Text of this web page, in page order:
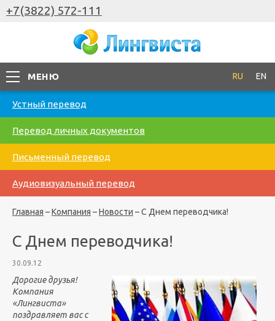
+7(3822) 572-111
МЕНЮ RU EN
Устный перевод
Перевод личных документов
Письменный перевод
Аудиовизуальный перевод
Главная –Компания –Новости –С Днем переводчика!
С Днем переводчика!
30.09.12
Дорогие друзья!
Компания
«Лингвиста»
поздравляет вас с